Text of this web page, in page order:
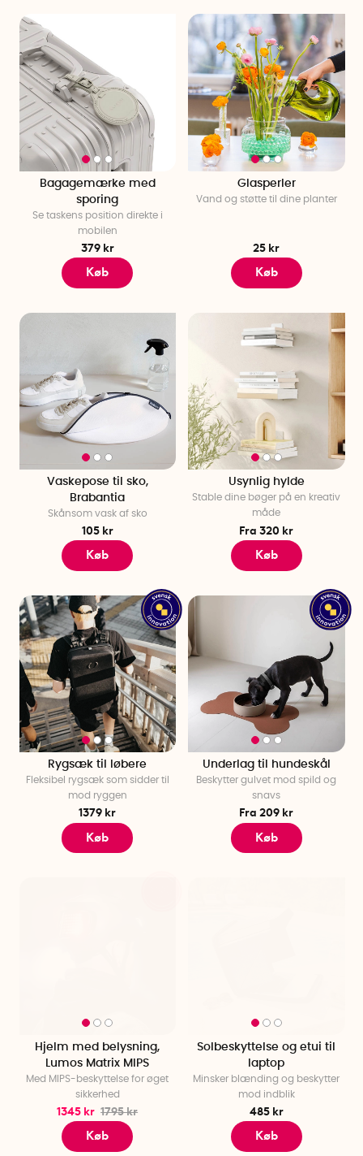
Bagagemærke med
sporing
Se taskens position direkte i
mobilen
379 kr
Køb
Glasperler
Vand og støtte til dine planter
25 kr
Køb
Vaskepose til sko,
Brabantia
Skånsom vask af sko
105 kr
Køb
Usynlig hylde
Stable dine bøger på en kreativ
måde
Fra 320 kr
Køb
Rygsæk til løbere
Fleksibel rygsæk som sidder til
mod ryggen
1379 kr
Køb
Underlag til hundeskål
Beskytter gulvet mod spild og
snavs
Fra 209 kr
Køb
Hjelm med belysning,
Lumos Matrix MIPS
Med MIPS-beskyttelse for øget
sikkerhed
1345 kr 1795 kr
Køb
Solbeskyttelse og etui til
laptop
Minsker blænding og beskytter
mod indblik
485 kr
Køb